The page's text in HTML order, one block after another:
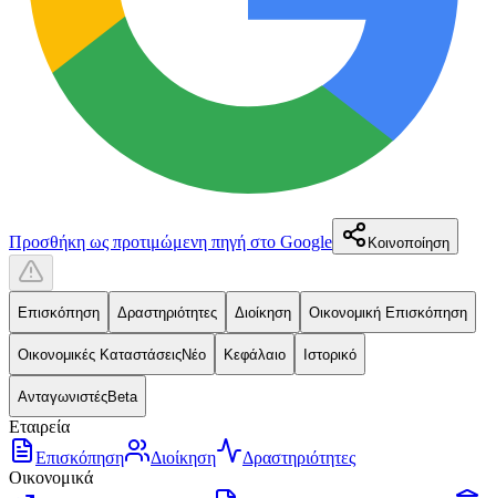
Προσθήκη ως προτιμώμενη πηγή στο Google Κοινοποίηση
Επισκόπηση Δραστηριότητες Διοίκηση Οικονομική Επισκόπηση
Οικονομικές ΚαταστάσειςΝέο Κεφάλαιο Ιστορικό
ΑνταγωνιστέςBeta
Εταιρεία
Επισκόπηση
Διοίκηση
Δραστηριότητες
Οικονομικά